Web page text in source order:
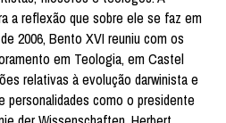
a reflexão que sobre ele se faz em
2006, Bento XVI reuniu com os
em Teologia, em Castel
relativas à evolução darwinista e
personalidades como o presidente